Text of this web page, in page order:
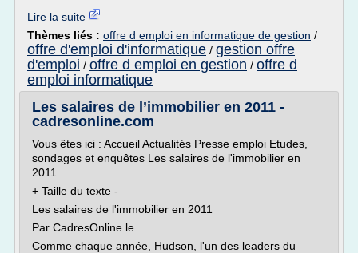
Lire la suite
Thèmes liés : offre d emploi en informatique de gestion /
offre d'emploi d'informatique / gestion offre
d'emploi / offre d emploi en gestion / offre d
emploi informatique
Les salaires de l’immobilier en 2011 -
cadresonline.com
Vous êtes ici : Accueil Actualités Presse emploi Etudes,
sondages et enquêtes Les salaires de l'immobilier en
2011
+ Taille du texte -
Les salaires de l'immobilier en 2011
Par CadresOnline le
Comme chaque année, Hudson, l'un des leaders du